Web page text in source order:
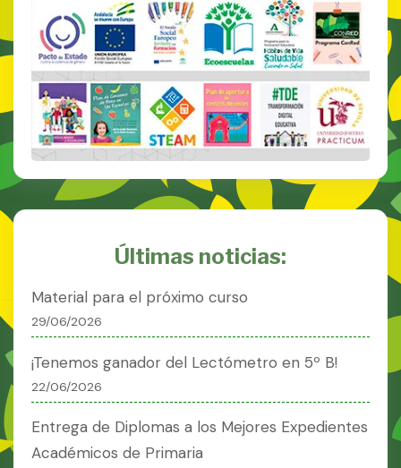
Últimas noticias:
Material para el próximo curso
29/06/2026
¡Tenemos ganador del Lectómetro en 5º B!
22/06/2026
Entrega de Diplomas a los Mejores Expedientes
Académicos de Primaria